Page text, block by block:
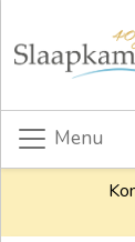
Menu